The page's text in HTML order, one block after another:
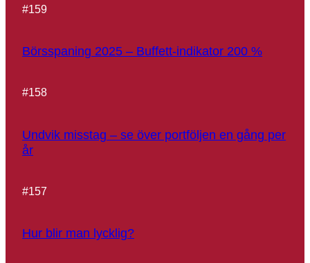
#159
Börsspaning 2025 – Buffett-indikator 200 %
#158
Undvik misstag – se över portföljen en gång per
år
#157
Hur blir man lycklig?